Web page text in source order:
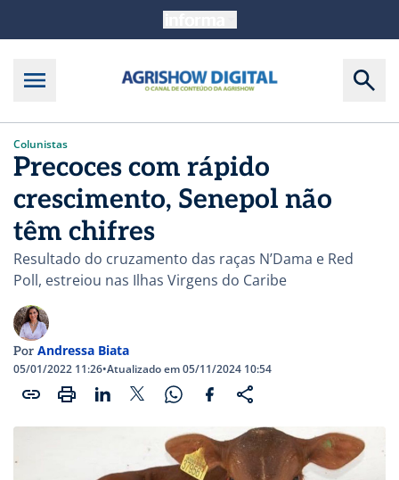
Colunistas
Precoces com rápido
crescimento, Senepol não
têm chifres
Resultado do cruzamento das raças N’Dama e Red
Poll, estreiou nas Ilhas Virgens do Caribe
Por Andressa Biata
05/01/2022 11:26•Atualizado em 05/11/2024 10:54